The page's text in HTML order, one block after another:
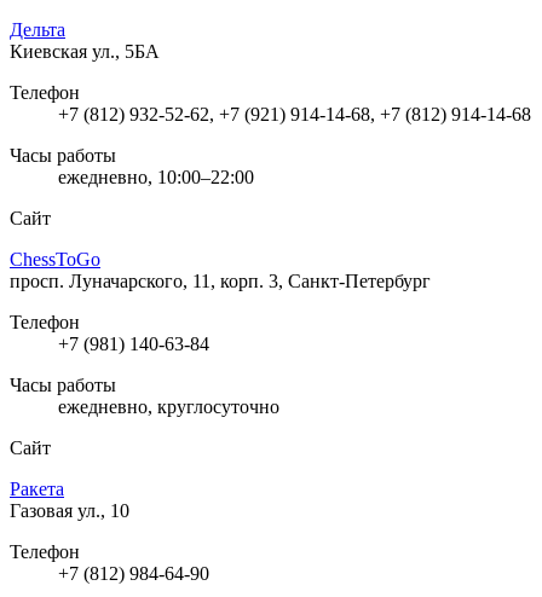
Дельта
Киевская ул., 5БА
Телефон
+7 (812) 932-52-62, +7 (921) 914-14-68, +7 (812) 914-14-68
Часы работы
ежедневно, 10:00–22:00
Сайт
ChessToGo
просп. Луначарского, 11, корп. 3, Санкт-Петербург
Телефон
+7 (981) 140-63-84
Часы работы
ежедневно, круглосуточно
Сайт
Ракета
Газовая ул., 10
Телефон
+7 (812) 984-64-90